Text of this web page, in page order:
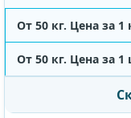
От 50 кг. Цена за 1
От 50 кг. Цена за 1